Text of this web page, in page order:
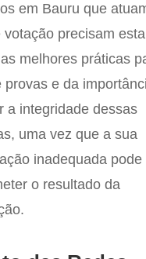
em Bauru que
votação precisam
melhores práticas
provas e da
a integridade dessas
uma vez que a sua
inadequada pode
o resultado da